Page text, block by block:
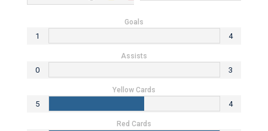
Goals
1 4
Assists
0 3
Yellow Cards
5 4
Red Cards